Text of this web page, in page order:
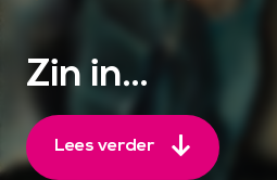
Zin in…
Lees verder